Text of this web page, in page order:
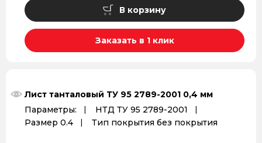
В корзину
Заказать в 1 клик
Лист танталовый ТУ 95 2789-2001 0,4 мм
Параметры:
НТД ТУ 95 2789-2001
Размер 0.4
Тип покрытия без покрытия